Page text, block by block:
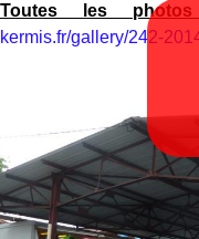
Toutes les
kermis.fr/gallery/242-